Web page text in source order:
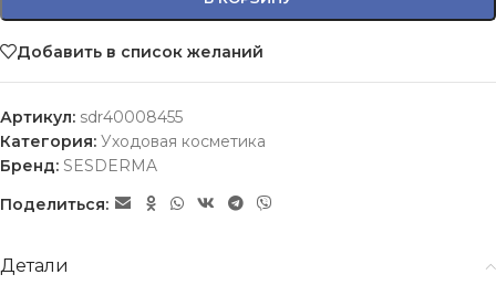
Добавить в список желаний
Артикул: sdr40008455
Категория: Уходовая косметика
Бренд: SESDERMA
Поделиться:
Детали